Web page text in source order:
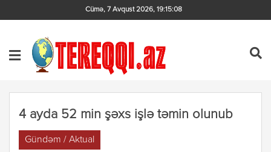
Cümə, 7 Avqust 2026, 19:15:09
4 ayda 52 min şəxs işlə təmin olunub
Gündəm / Aktual